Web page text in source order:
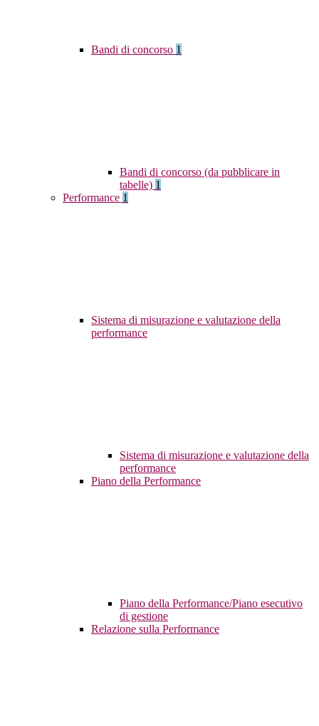
Bandi di concorso 1
Bandi di concorso (da pubblicare in
tabelle) 1
Performance 1
Sistema di misurazione e valutazione della
performance
Sistema di misurazione e valutazione della
performance
Piano della Performance
Piano della Performance/Piano esecutivo
di gestione
Relazione sulla Performance